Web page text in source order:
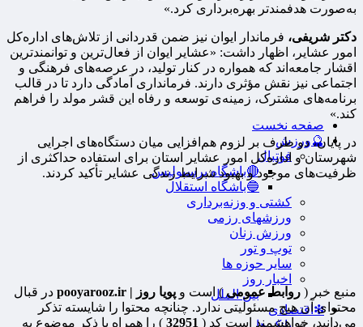
صفحه نخست
🔮ورزش
فوتبال
🔴باشگاه پرسپولیس
🔵باشگاه استقلال
کشتی و وزنه‌برداری
ورزشهای رزمی
ورزش زنان
توپ و تور
سایر حوزه ها
اخبار روز
بین الملل
❇اقتصادی
به‌صورت هدفمندتر بهره‌برداری کرد.»
دکتر شریفی، فرماندار ایوان نیز ضمن قدردانی از تلاش‌های اداره‌کل
امور عشایر، اظهار داشت: «عشایر ایوان از فعال‌ترین و توانمندترین
اقشار جامعه‌اند که همواره در کنار تولید، در عرصه‌های فرهنگی و
اجتماعی نیز نقش مؤثری دارند. فرمانداری آمادگی دارد تا در قالب
برنامه‌های مشترک، زمینه‌ی توسعه و رفاه این قشر مولد را فراهم
کند.»
در پایان، دو طرف بر لزوم هم‌افزایی میان دستگاه‌های اجرایی
شهرستان و اداره‌کل امور عشایر استان برای استفاده حداکثری از
ظرفیت‌های موجود و بهبود شرایط زندگی عشایر تأکید کردند.
منبع خبر ( روابط عمومی ) است و پویا روز | pooyarooz.ir
در قبال
محتوای آن هیچ مسئولیتی ندارد. چنانچه محتوا را شایسته تذکر
می‌دانید، خواهشمند است کد (
) را همراه با ذکر موضوع به